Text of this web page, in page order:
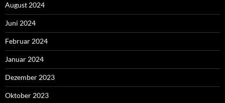
August 2024
Juni 2024
Februar 2024
Januar 2024
Dezember 2023
Oktober 2023